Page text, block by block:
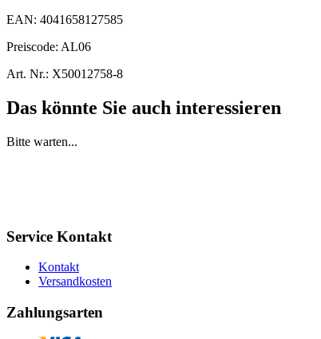
EAN: 4041658127585
Preiscode: AL06
Art. Nr.: X50012758-8
Das könnte Sie auch interessieren
Bitte warten...
Service Kontakt
Kontakt
Versandkosten
Zahlungsarten